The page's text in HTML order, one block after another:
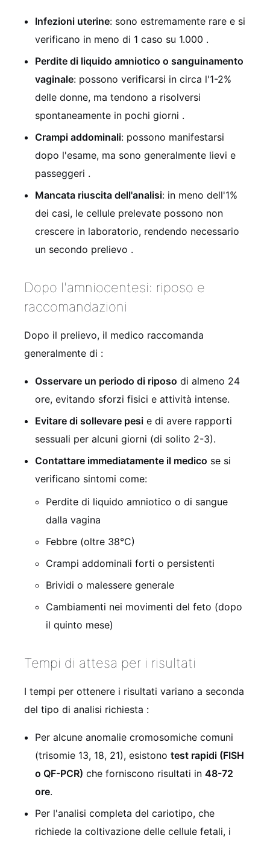
Infezioni uterine: sono estremamente rare e si
verificano in meno di 1 caso su 1.000 .
Perdite di liquido amniotico o sanguinamento
vaginale: possono verificarsi in circa l'1-2%
delle donne, ma tendono a risolversi
spontaneamente in pochi giorni .
Crampi addominali: possono manifestarsi
dopo l'esame, ma sono generalmente lievi e
passeggeri .
Mancata riuscita dell'analisi: in meno dell'1%
dei casi, le cellule prelevate possono non
crescere in laboratorio, rendendo necessario
un secondo prelievo .
Dopo l'amniocentesi: riposo e
raccomandazioni
Dopo il prelievo, il medico raccomanda
generalmente di :
Osservare un periodo di riposo di almeno 24
ore, evitando sforzi fisici e attività intense.
Evitare di sollevare pesi e di avere rapporti
sessuali per alcuni giorni (di solito 2-3).
Contattare immediatamente il medico se si
verificano sintomi come:
Perdite di liquido amniotico o di sangue
dalla vagina
Febbre (oltre 38°C)
Crampi addominali forti o persistenti
Brividi o malessere generale
Cambiamenti nei movimenti del feto (dopo
il quinto mese)
Tempi di attesa per i risultati
I tempi per ottenere i risultati variano a seconda
del tipo di analisi richiesta :
Per alcune anomalie cromosomiche comuni
(trisomie 13, 18, 21), esistono test rapidi (FISH
o QF-PCR) che forniscono risultati in 48-72
ore.
Per l'analisi completa del cariotipo, che
richiede la coltivazione delle cellule fetali, i